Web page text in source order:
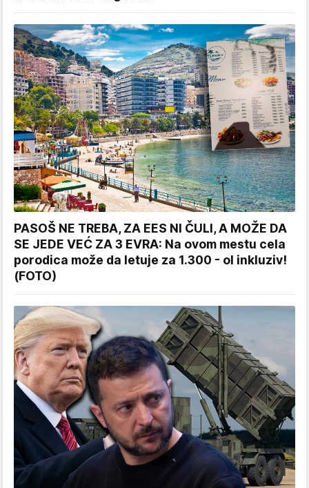
PASOŠ NE TREBA, ZA EES NI ČULI, A MOŽE DA
SE JEDE VEĆ ZA 3 EVRA: Na ovom mestu cela
porodica može da letuje za 1.300 - ol inkluziv!
(FOTO)